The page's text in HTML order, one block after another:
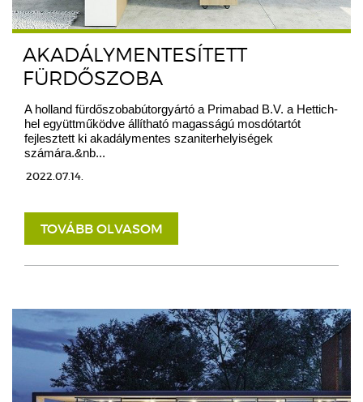
AKADÁLYMENTESÍTETT
FÜRDŐSZOBA
A holland fürdőszobabútorgyártó a Primabad B.V. a Hettich-
hel együttműködve állítható magasságú mosdótartót
fejlesztett ki akadálymentes szaniterhelyiségek
számára.&nb...
2022.07.14.
TOVÁBB OLVASOM